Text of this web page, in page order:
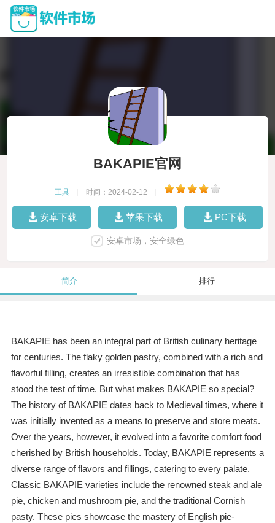
BAKAPIE官网
工具 时间：2024-02-12
安卓下载 苹果下载 PC下载
安卓市场，安全绿色
简介 排行
BAKAPIE has been an integral part of British culinary heritage
for centuries. The flaky golden pastry, combined with a rich and
flavorful filling, creates an irresistible combination that has
stood the test of time. But what makes BAKAPIE so special?
The history of BAKAPIE dates back to Medieval times, where it
was initially invented as a means to preserve and store meats.
Over the years, however, it evolved into a favorite comfort food
cherished by British households. Today, BAKAPIE represents a
diverse range of flavors and fillings, catering to every palate.
Classic BAKAPIE varieties include the renowned steak and ale
pie, chicken and mushroom pie, and the traditional Cornish
pasty. These pies showcase the mastery of English pie-